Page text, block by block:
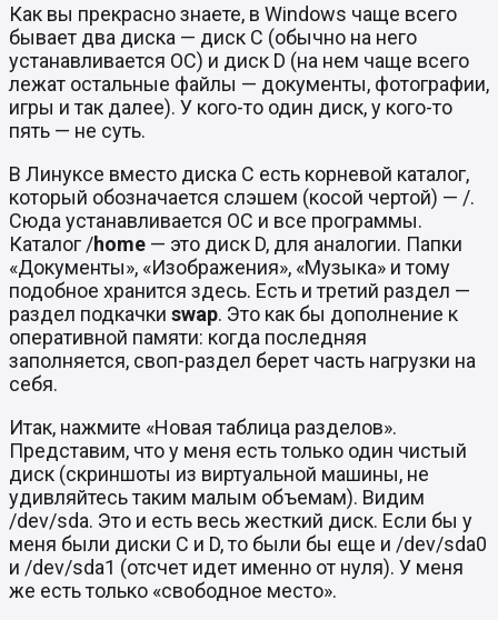
Как вы прекрасно знаете, в Windows чаще всего
бывает два диска — диск C (обычно на него
устанавливается ОС) и диск D (на нем чаще всего
лежат остальные файлы — документы, фотографии,
игры и так далее). У кого-то один диск, у кого-то
пять — не суть.
В Линуксе вместо диска С есть корневой каталог,
который обозначается слэшем (косой чертой) — /.
Сюда устанавливается ОС и все программы.
Каталог /home — это диск D, для аналогии. Папки
«Документы», «Изображения», «Музыка» и тому
подобное хранится здесь. Есть и третий раздел —
раздел подкачки swap. Это как бы дополнение к
оперативной памяти: когда последняя
заполняется, своп-раздел берет часть нагрузки на
себя.
Итак, нажмите «Новая таблица разделов».
Представим, что у меня есть только один чистый
диск (скриншоты из виртуальной машины, не
удивляйтесь таким малым объемам). Видим
/dev/sda. Это и есть весь жесткий диск. Если бы у
меня были диски С и D, то были бы еще и /dev/sda0
и /dev/sda1 (отсчет идет именно от нуля). У меня
же есть только «свободное место».